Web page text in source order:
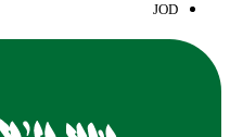
JOD